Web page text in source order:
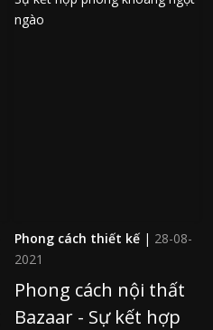
Phong cách thiết kế | 28-08-
2021
Phong cách nội thất
Bazaar - Sự kết hợp